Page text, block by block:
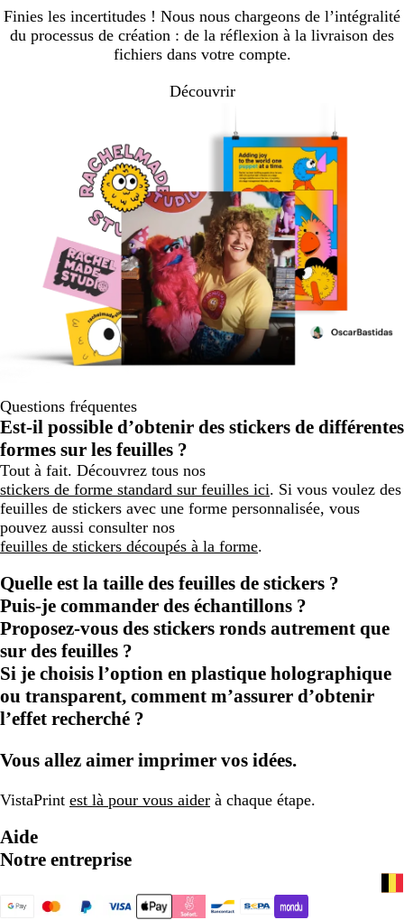
Finies les incertitudes ! Nous nous chargeons de l’intégralité
du processus de création : de la réflexion à la livraison des
fichiers dans votre compte.
Découvrir
Questions fréquentes
Est-il possible d’obtenir des stickers de différentes
formes sur les feuilles ?
Tout à fait. Découvrez tous nos
stickers de forme standard sur feuilles ici. Si vous voulez des
feuilles de stickers avec une forme personnalisée, vous
pouvez aussi consulter nos
feuilles de stickers découpés à la forme.
Quelle est la taille des feuilles de stickers ?
Puis-je commander des échantillons ?
Proposez-vous des stickers ronds autrement que
sur des feuilles ?
Si je choisis l’option en plastique holographique
ou transparent, comment m’assurer d’obtenir
l’effet recherché ?
Vous allez aimer imprimer vos idées.
VistaPrint est là pour vous aider à chaque étape.
Aide
Notre entreprise